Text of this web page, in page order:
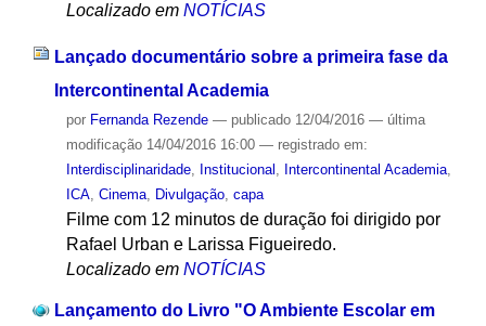
Localizado em NOTÍCIAS
Lançado documentário sobre a primeira fase da
Intercontinental Academia
por Fernanda Rezende — publicado12/04/2016 — última
modificação14/04/2016 16:00 — registrado em:
Interdisciplinaridade, Institucional Intercontinental Academia,
ICA, Cinema, Divulgação, capa
Filme com 12 minutos de duração foi dirigido por
Rafael Urban e Larissa Figueiredo.
Localizado em NOTÍCIAS
Lançamento do Livro "O Ambiente Escolar em